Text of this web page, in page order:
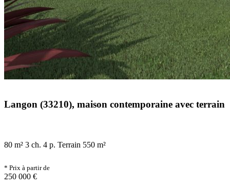
Langon (33210), maison contemporaine avec terrain
80 m² 3 ch. 4 p. Terrain 550 m²
* Prix à partir de
250 000 €